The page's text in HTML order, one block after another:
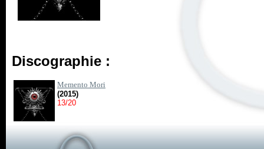
Discographie :
Memento Mori
(2015)
13/20